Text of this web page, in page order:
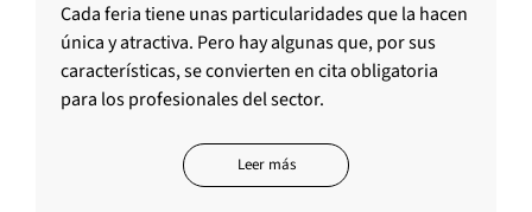
Cada feria tiene unas particularidades que la hacen
única y atractiva. Pero hay algunas que, por sus
características, se convierten en cita obligatoria
para los profesionales del sector.
Leer más